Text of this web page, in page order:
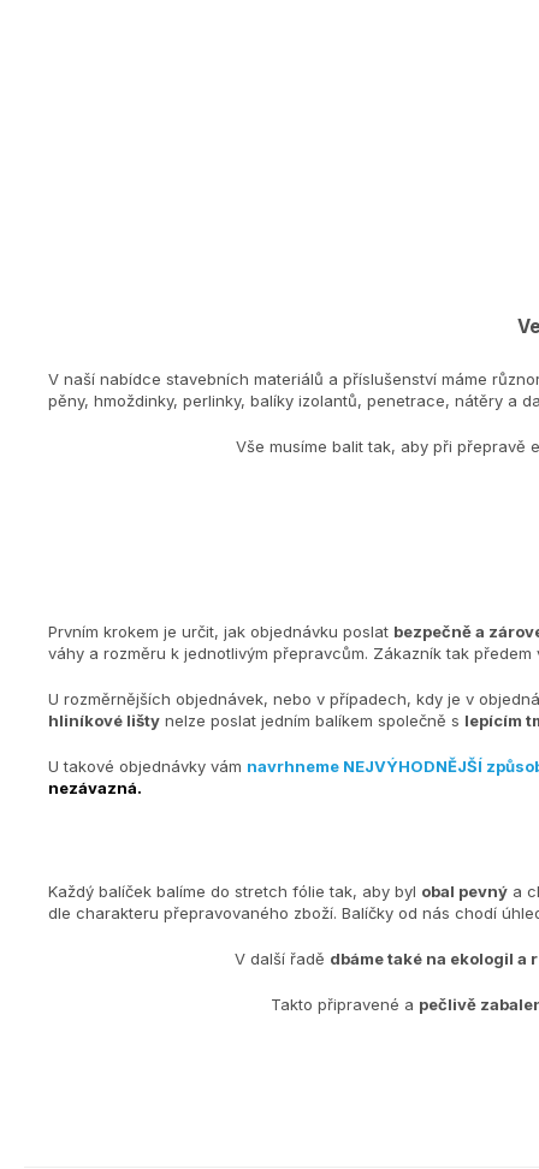
V naší nabídce stavebních materiálů a příslušenství máme
pěny, hmoždinky, perlinky, balíky izolantů, penetrace, nátěry a
Vše musíme balit tak, aby při přepravě
Prvním krokem je určit, jak objednávku poslat bezpečně a
váhy a rozměru k jednotlivým přepravcům. Zákazník tak
U rozměrnějších objednávek, nebo v případech, kdy je v
hliníkové lišty nelze poslat jedním balíkem společně s lepícím
U takové objednávky vám navrhneme NEJVÝHODNĚJŠÍ
nezávazná.
Každý balíček balíme do stretch fólie tak, aby byl obal pevný a
dle charakteru přepravovaného zboží. Balíčky od nás chodí
V další řadě dbáme také na ekologiI a
Takto připravené a pečlivě